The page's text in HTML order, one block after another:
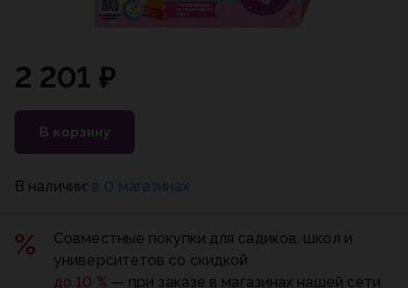
2 201 ₽
В корзину
В наличии: в 0 магазинах
Совместные покупки для садиков, школ и
университетов со скидкой
до 10 % — при заказе в магазинах нашей сети.